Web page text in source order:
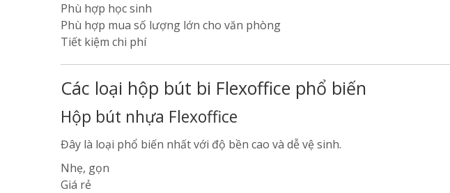
Phù hợp học sinh
Phù hợp mua số lượng lớn cho văn phòng
Tiết kiệm chi phí
Các loại hộp bút bi Flexoffice phổ biến
Hộp bút nhựa Flexoffice
Đây là loại phổ biến nhất với độ bền cao và dễ vệ sinh.
Nhẹ, gọn
Giá rẻ